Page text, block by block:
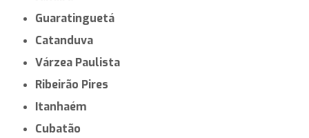
Guaratinguetá
Catanduva
Várzea Paulista
Ribeirão Pires
Itanhaém
Cubatão